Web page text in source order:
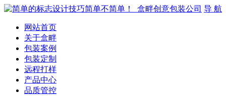
导 航
网站首页
关于盒畔
包装案例
包装定制
远程打样
产品中心
品质管控